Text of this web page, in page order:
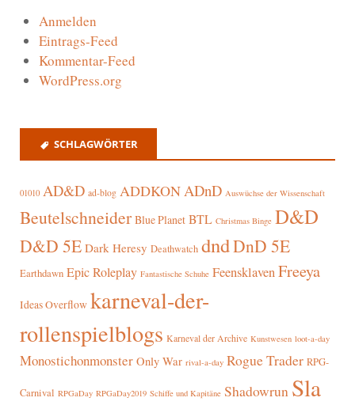
Anmelden
Eintrags-Feed
Kommentar-Feed
WordPress.org
SCHLAGWÖRTER
01010 AD&D ad-blog ADDKONADnD Auswüchse der Wissenschaft
Beutelschneider Blue Planet BTL Christmas Binge D&D
D&D 5E Dark Heresy Deathwatch dndDnD 5E
Earthdawn Epic Roleplay Fantastische Schuhe FeensklavenFreeya
Ideas Overflow karneval-der-
rollenspielblogs Karneval der Archive Kunstwesen loot-a-day
Monostichonmonster Only War rival-a-day Rogue Trader RPG-
Carnival RPGaDay RPGaDay2019 Schiffe und Kapitäne Shadowrun Sla